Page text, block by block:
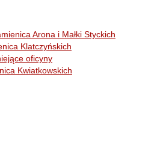
Arona i Małki Styckich
Klatczyńskich
oficyny
Kwiatkowskich